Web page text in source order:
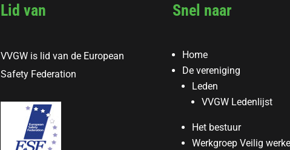
Lid van
VVGW is lid van de European
Safety Federation
Snel naar
Home
De vereniging
Leden
VVGW Ledenlijst
Het bestuur
Werkgroep Veilig